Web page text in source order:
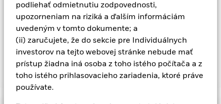
podliehať odmietnutiu zodpovednosti,
upozorneniam na riziká a ďalším informáciám
uvedeným v tomto dokumente; a
(ii) zaručujete, že do sekcie pre Individuálnych
investorov na tejto webovej stránke nebude mať
prístup žiadna iná osoba z toho istého počítača a z
toho istého prihlasovacieho zariadenia, ktoré práve
používate.
nebudete môcť ľahko predať. Prečítajte si Dokument s
kľúčovými informáciami pre investorov PRIIP, v ktorom je
uvedených viac informácií o rizikovom profile investície. S
investíciami na súkromných trhoch sú spojené určité riziká. Sú
opísané v prospekte fondu.
Zobraziť menej
BlackRock Multi Alternatives Growth Fund